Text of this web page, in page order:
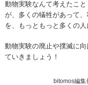
動物実験なんて考えたこ
が、多くの犠牲があって
を、もっともっと多くの人
動物実験の廃止や撲滅に
ていきましょう！
bitomos編集